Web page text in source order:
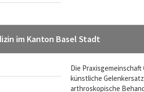
im Kanton Basel Stadt
Die
künstliche
arthroskopische